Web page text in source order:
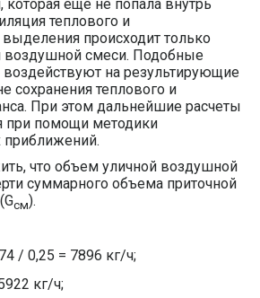
еще не попала внутрь
теплового и
происходит только
воздушной смеси. Подобные
на результирующие
сохранения теплового и
При этом дальнейшие расчеты
при помощи методики
приближений.
что объем уличной воздушной
суммарного объема приточной
см).
/ 0,25 = 7896 кг/ч;
кг/ч;